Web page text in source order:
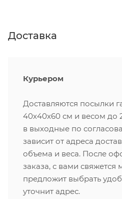
Доставка
Курьером
Доставляются посылки
40х40х60 см и весом до
в выходные по
зависит от адреса
объема и веса. После
заказа, с вами свяжется
предложит выбрать
уточнит адрес.